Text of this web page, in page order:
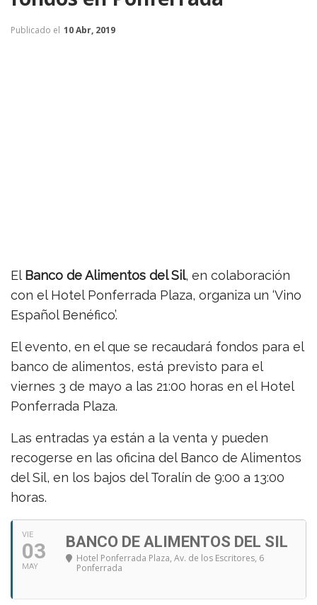
Publicado el 10 Abr, 2019
El Banco de Alimentos del Sil, en colaboración
con el Hotel Ponferrada Plaza, organiza un ‘Vino
Español Benéfico’.
El evento, en el que se recaudará fondos para el
banco de alimentos, está previsto para el
viernes 3 de mayo a las 21:00 horas en el Hotel
Ponferrada Plaza.
Las entradas ya están a la venta y pueden
recogerse en las oficina del Banco de Alimentos
del Sil, en los bajos del Toralín de 9:00 a 13:00
horas.
VIE
03
MAY
BANCO DE ALIMENTOS DEL SIL
Hotel Ponferrada Plaza, Av. de los Escritores, 6
Ponferrada